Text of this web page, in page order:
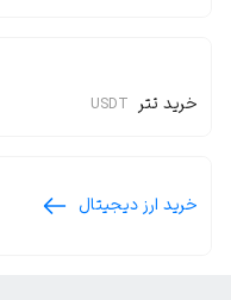
خرید تتر USDT
خرید ارز دیجیتال